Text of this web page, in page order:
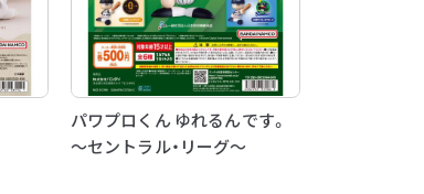
パワプロくん ゆれるんです。
～セントラル・リーグ～